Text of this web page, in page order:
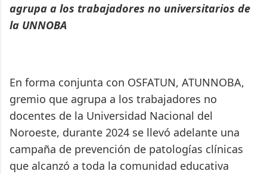
agrupa a los trabajadores no universitarios de
la UNNOBA
En forma conjunta con OSFATUN, ATUNNOBA,
gremio que agrupa a los trabajadores no
docentes de la Universidad Nacional del
Noroeste, durante 2024 se llevó adelante una
campaña de prevención de patologías clínicas
que alcanzó a toda la comunidad educativa